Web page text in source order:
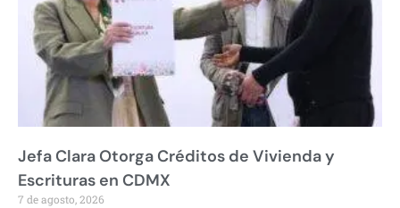
Jefa Clara Otorga Créditos de Vivienda y
Escrituras en CDMX
7 de agosto, 2026